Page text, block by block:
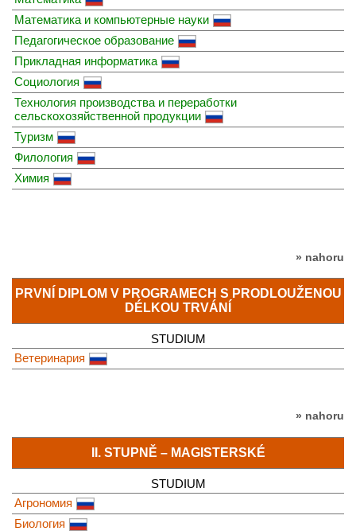
Математика и компьютерные науки
Педагогическое образование
Прикладная информатика
Социология
Технология производства и переработки
сельскохозяйственной продукции
Туризм
Филология
Химия
» nahoru
PRVNÍ DIPLOM V PROGRAMECH S PRODLOUŽENOU
DÉLKOU TRVÁNÍ
STUDIUM
Ветеринария
» nahoru
II. STUPNĚ – MAGISTERSKÉ
STUDIUM
Агрономия
Биология